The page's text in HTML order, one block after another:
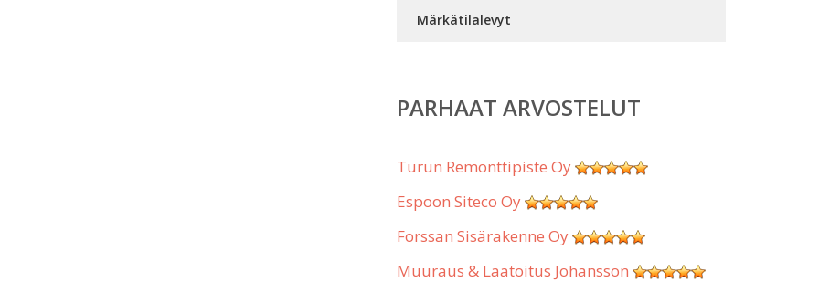
Märkätilalevyt
PARHAAT ARVOSTELUT
Turun Remonttipiste Oy
Espoon Siteco Oy
Forssan Sisärakenne Oy
Muuraus & Laatoitus Johansson